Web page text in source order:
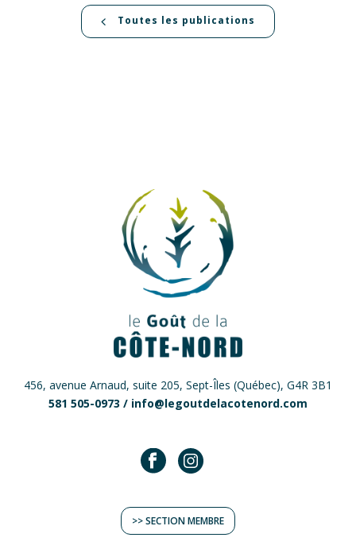
Toutes les publications
456, avenue Arnaud, suite 205, Sept-Îles (Québec), G4R 3B1
581 505-0973 / info@legoutdelacotenord.com
>> SECTION MEMBRE